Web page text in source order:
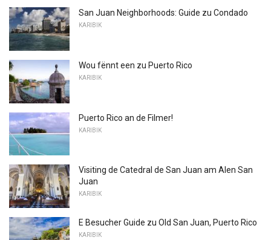
San Juan Neighborhoods: Guide zu Condado
KARIBIK
Wou fënnt een zu Puerto Rico
KARIBIK
Puerto Rico an de Filmer!
KARIBIK
Visiting de Catedral de San Juan am Alen San
Juan
KARIBIK
E Besucher Guide zu Old San Juan, Puerto Rico
KARIBIK